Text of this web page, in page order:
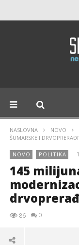
NASLOVNA NOVO
ŠUMARSKE I
NOVO POLITIKA
145
86 0